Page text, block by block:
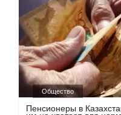
Общество
Пенсионеры в